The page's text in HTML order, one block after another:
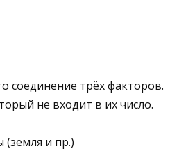
соединение трёх факторов.
не входит в их число.
(земля и пр.)